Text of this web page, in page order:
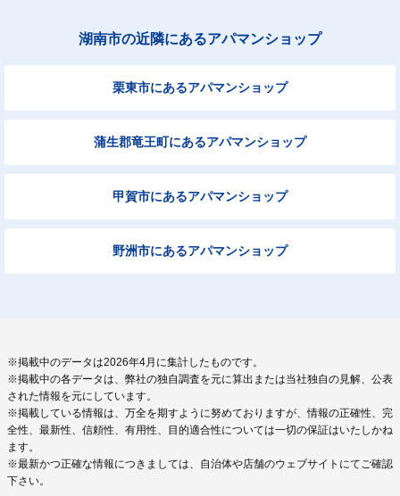
湖南市の近隣にあるアパマンショップ
栗東市にあるアパマンショップ
蒲生郡竜王町にあるアパマンショップ
甲賀市にあるアパマンショップ
野洲市にあるアパマンショップ
※掲載中のデータは2026年4月に集計したものです。
※掲載中の各データは、弊社の独自調査を元に算出または当社独自の見解、公表
された情報を元にしています。
※掲載している情報は、万全を期すように努めておりますが、情報の正確性、完
全性、最新性、信頼性、有用性、目的適合性については一切の保証はいたしかね
ます。
※最新かつ正確な情報につきましては、自治体や店舗のウェブサイトにてご確認
下さい。